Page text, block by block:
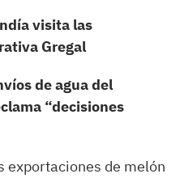
visita las
Gregal
de agua del
“decisiones
exportaciones de melón